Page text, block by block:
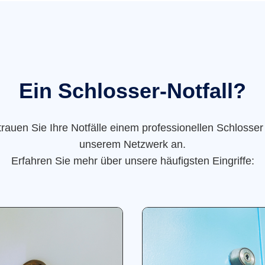
Ein Schlosser-Notfall?
Sie Ihre Notfälle einem professionellen
unserem Netzwerk an.
Erfahren Sie mehr über unsere häufigsten Eingriffe: